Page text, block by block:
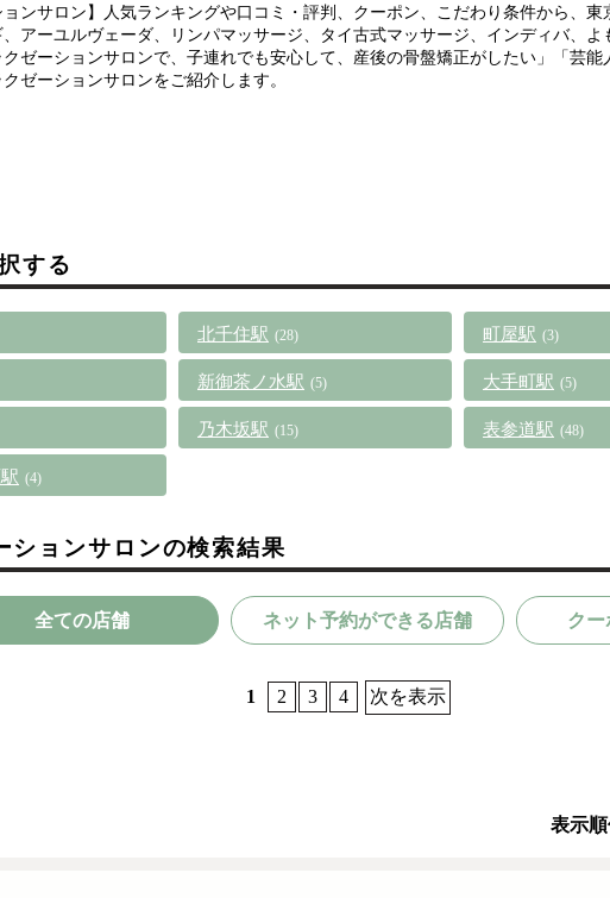
ンサロン】人気ランキングや口コミ・評判、クーポン、こだわり条件から、
アーユルヴェーダ、リンパマッサージ、タイ古式マッサージ、インディバ、
ゼーションサロンで、子連れでも安心して、産後の骨盤矯正がしたい」「芸
ゼーションサロンをご紹介します。
する
北千住駅 (28) 町屋駅 (3)
新御茶ノ水駅 (5) 大手町駅 (5)
乃木坂駅 (15) 表参道駅 (48)
(4)
ションサロンの検索結果
全ての店舗 ネット予約ができる店舗 クー
1 2 3 4 次を表示
表示